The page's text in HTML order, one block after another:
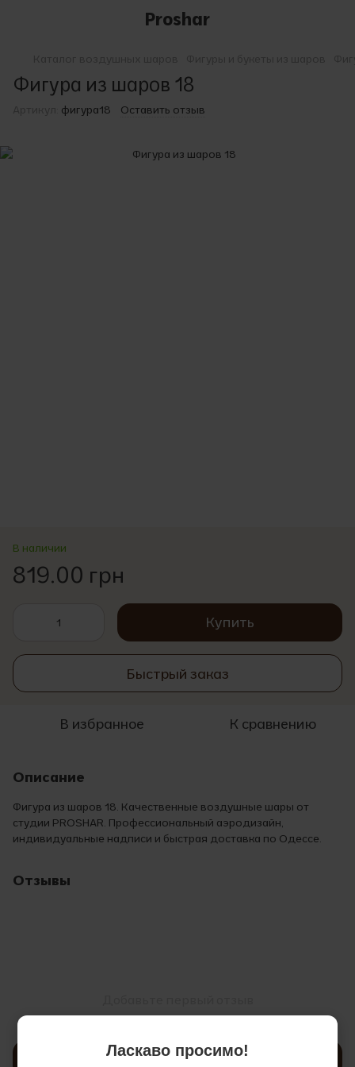
Proshar
Фигура из шаров 18
фигура18 Оставить отзыв
В наличии
819.00 грн
Купить
Быстрый заказ
В избранное К сравнению
Описание
Фигура из шаров 18. Качественные воздушные шары от
студии PROSHAR. Профессиональный аэродизайн,
индивидуальные надписи и быстрая доставка по Одессе.
Отзывы
Написать отзыв
Ласкаво просимо!